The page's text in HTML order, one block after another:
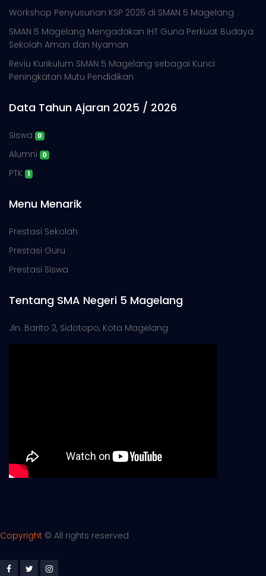
Workshop Penyusunan KSP 2026 di SMAN 5 Magelang
SMAN 5 Magelang Mengadakan IHT Guna Perkuat Budaya
Sekolah Aman dan Nyaman
Reviu Kurikulum SMAN 5 Magelang sebagai Kunci
Peningkatan Mutu Pendidikan
Data Tahun Ajaran 2025 / 2026
Siswa 0
Alumni 0
PTK 1
Menu Menarik
Prestasi Sekolah
Prestasi Guru
Prestasi Siswa
Tentang SMA Negeri 5 Magelang
Jln. Barito 2, Sidotopo, Kota Magelang
Copyright © All rights reserved